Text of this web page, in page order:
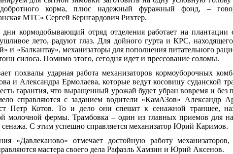
корма, плюс надежный фуражный фонд, –
МТС» Сергей Бернгардович Рихтер.
кормодобывающий отряд отделения работает на плантации
лето, радуют глаз. Для дойного гурта и КРС,
и «Балкантау», механизаторы для пополнения питательного
силоса. Помимо этого, сегодня идет и прессование соломы.
похвалы ударная работа механизаторов кормоуборочных
и Александра Ермолаева, которые ведут косовицу суданской
гарантия, что выращенный урожай будет убран вовремя и без
справляются с заданием водители «КамАЗов» Александр
Петр Котов. То и дело они спешат к сенажной траншее,
молочной фермы. Трамбовка – один из главных приемов для
сенажа. С этим успешно справляется механизатор Юрий Каримов.
«Давлеканово» отмечает достойную работу
мастера своего дела Рафаэль Хамзин и Юрий Аксенов.